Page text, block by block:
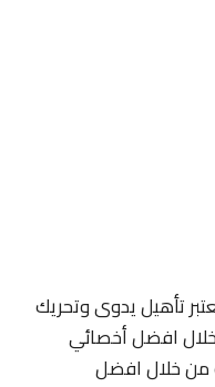
تأهيل يدوى وتحريك
خلال افضل أخصائي
من خلال افضل